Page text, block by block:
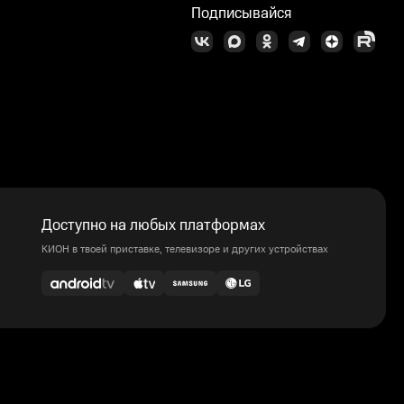
Подписывайся
Доступно на любых платформах
КИОН в твоей приставке, телевизоре и других устройствах